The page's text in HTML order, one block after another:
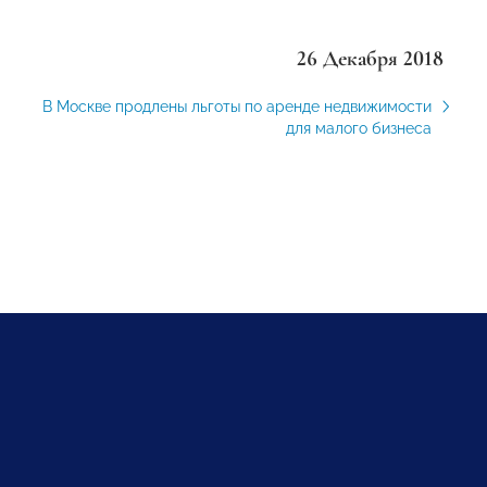
26 Декабря 2018
В Москве продлены льготы по аренде недвижимости
для малого бизнеса